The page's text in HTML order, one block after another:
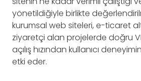
yönetildiğiyle birlikte
kurumsal web siteleri, e-ticaret
ziyaretçi alan projelerde doğru
açılış hızından kullanıcı
etki eder.